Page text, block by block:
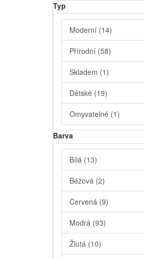
Typ
Moderní (14)
Přírodní (58)
Skladem (1)
Dětské (19)
Omyvatelné (1)
Barva
Bílá (13)
Béžová (2)
Červená (9)
Modrá (93)
Žlutá (10)